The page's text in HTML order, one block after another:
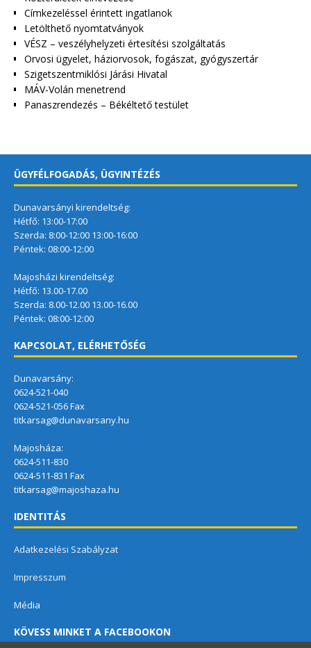
Címkezeléssel érintett ingatlanok
Letölthető nyomtatványok
VÉSZ – veszélyhelyzeti értesítési szolgáltatás
Orvosi ügyelet, háziorvosok, fogászat, gyógyszertár
Szigetszentmiklósi Járási Hivatal
MÁV-Volán menetrend
Panaszrendezés – Békéltető testület
ÜGYFÉLFOGADÁS, ÜGYINTÉZÉS
Dunavarsányi kirendeltség:
Hétfő: 13:00-17:00
Szerda: 8:00-12:00 13:00-16:00
Péntek: 08:00-12:00
Majosházi kirendeltség:
Hétfő: 13.00-17.00
Szerda: 8.00-12.00 13.00-16.00
Péntek: 08:00-12:00
KAPCSOLAT, ELÉRHETŐSÉG
Dunavarsány:
0624-521-040
0624-521-056 Fax
titkarsag@dunavarsany.hu
Majosháza:
0624-511-830
0624-511-831 Fax
titkarsag@majoshaza.hu
IDENTITÁS
Adatkezelési Szabályzat
Impresszum
Média
KÖVESS MINKET A FACEBOOKON